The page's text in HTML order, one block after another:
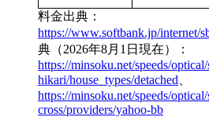
料金出典：
https://www.softbank.jp/internet/
典（2026年8月1日現在）：
https://minsoku.net/speeds/
hikari/house_types/detached
https://minsoku.net/speeds/
cross/providers/yahoo-bb